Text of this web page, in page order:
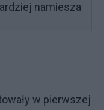
namiesza
w pierwszej